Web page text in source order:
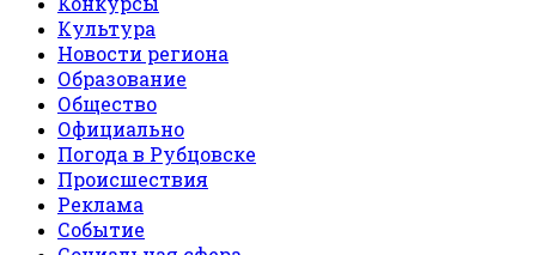
Культура
Новости региона
Образование
Общество
Официально
Погода в Рубцовске
Происшествия
Реклама
Событие